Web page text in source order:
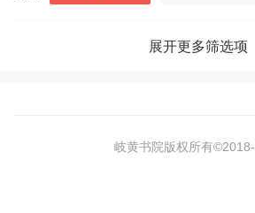
展开更多筛选项
岐黄书院版权所有©2018-